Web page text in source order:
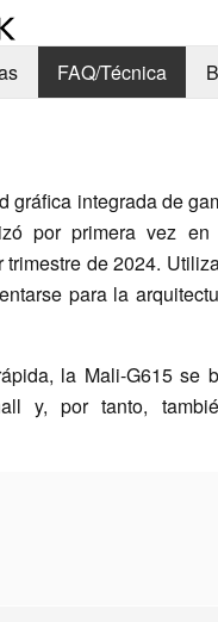
FAQ/Técnica
gráfica integrada de
por primera vez en
de 2024.
para la
la Mali-G615 se
y, por tanto,